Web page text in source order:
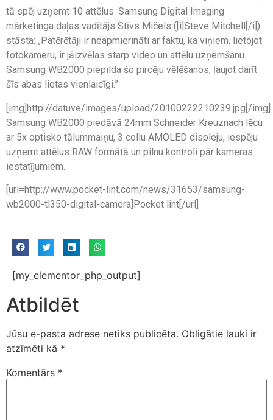
tā spēj uzņemt 10 attēlus. Samsung Digital Imaging
mārketinga daļas vadītājs Stīvs Mičels ([i]Steve Mitchell[/i])
stāsta: „Patērētāji ir neapmierināti ar faktu, ka viņiem, lietojot
fotokameru, ir jāizvēlas starp video un attēlu uzņemšanu.
Samsung WB2000 piepilda šo pircēju vēlēšanos, ļaujot darīt
šīs abas lietas vienlaicīgi.”
[img]http://datuve/images/upload/20100222210239.jpg[/img]
Samsung WB2000 piedāvā 24mm Schneider Kreuznach lēcu
ar 5x optisko tālummaiņu, 3 collu AMOLED displeju, iespēju
uzņemt attēlus RAW formātā un pilnu kontroli pār kameras
iestatījumiem.
[url=http://www.pocket-lint.com/news/31653/samsung-
wb2000-tl350-digital-camera]Pocket lint[/url]
[my_elementor_php_output]
Atbildēt
Jūsu e-pasta adrese netiks publicēta. Obligātie lauki ir
atzīmēti kā *
Komentārs *